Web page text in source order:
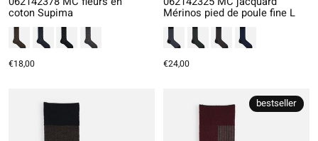
coton Supima
€18,00
Mérinos pied de poule fine L
€24,00
bestseller